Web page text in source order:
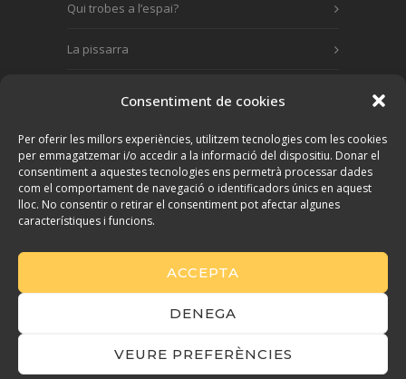
Consentiment de cookies
Per oferir les millors experiències, utilitzem tecnologies com les cookies
per emmagatzemar i/o accedir a la informació del dispositiu. Donar el
consentiment a aquestes tecnologies ens permetrà processar dades
com el comportament de navegació o identificadors únics en aquest
lloc. No consentir o retirar el consentiment pot afectar algunes
característiques i funcions.
ACCEPTA
DENEGA
VEURE PREFERÈNCIES
Qui trobes a l’espai?
La pissarra
Contacta!
lesmatesijo © 2021 |Avís legal